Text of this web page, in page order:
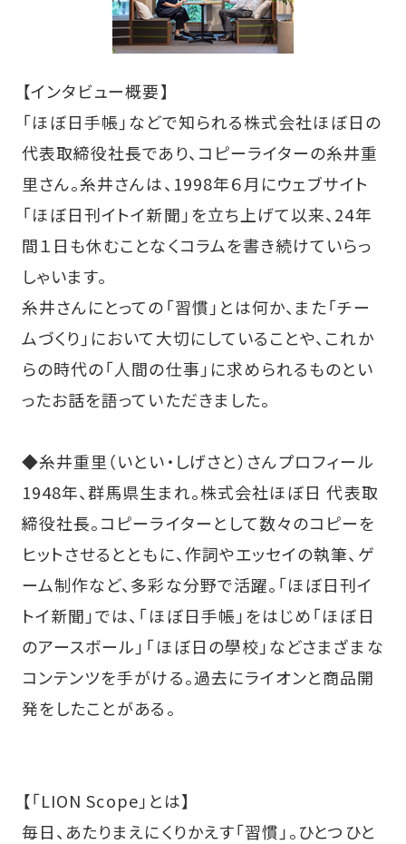
【インタビュー概要】
「ほぼ日手帳」などで知られる株式会社ほぼ日の
代表取締役社長であり、コピーライターの糸井重
里さん。糸井さんは、1998年６月にウェブサイト
「ほぼ日刊イトイ新聞」を立ち上げて以来、24年
間１日も休むことなくコラムを書き続けていらっ
しゃいます。
糸井さんにとっての「習慣」とは何か、また「チー
ムづくり」において大切にしていることや、これか
らの時代の「人間の仕事」に求められるものとい
ったお話を語っていただきました。
◆糸井重里（いとい・しげさと）さんプロフィール
1948年、群馬県生まれ。株式会社ほぼ日 代表取
締役社長。コピーライターとして数々のコピーを
ヒットさせるとともに、作詞やエッセイの執筆、ゲ
ーム制作など、多彩な分野で活躍。「ほぼ日刊イ
トイ新聞」では、「ほぼ日手帳」をはじめ「ほぼ日
のアースボール」「ほぼ日の學校」などさまざまな
コンテンツを手がける。過去にライオンと商品開
発をしたことがある。
【「LION Scope」とは】
毎日、あたりまえにくりかえす「習慣」。ひとつひと